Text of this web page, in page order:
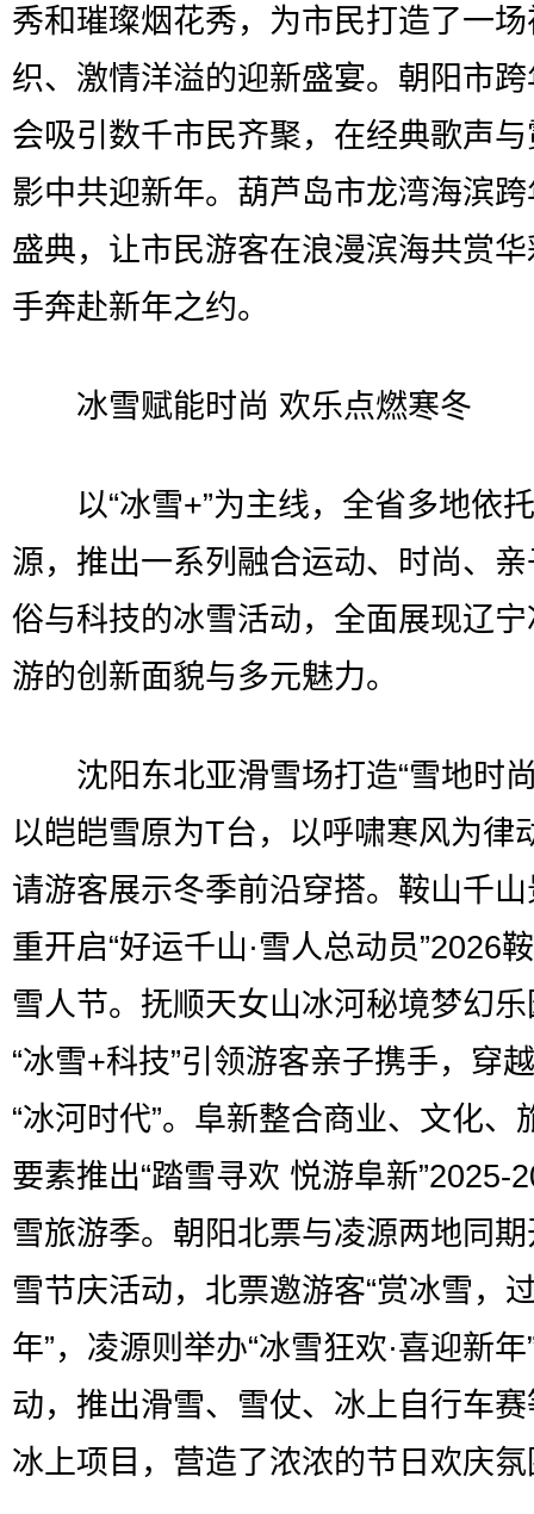
秀和璀璨烟花秀，为市民打造了一
织、激情洋溢的迎新盛宴。朝阳市
会吸引数千市民齐聚，在经典歌声
影中共迎新年。葫芦岛市龙湾海滨
盛典，让市民游客在浪漫滨海共赏
手奔赴新年之约。
冰雪赋能时尚 欢乐点燃寒冬
以“冰雪+”为主线，全省多地依
源，推出一系列融合运动、时尚、
俗与科技的冰雪活动，全面展现辽
游的创新面貌与多元魅力。
沈阳东北亚滑雪场打造“雪地时尚
以皑皑雪原为T台，以呼啸寒风为律
请游客展示冬季前沿穿搭。鞍山千
重开启“好运千山·雪人总动员”2026
雪人节。抚顺天女山冰河秘境梦幻
“冰雪+科技”引领游客亲子携手，穿
“冰河时代”。阜新整合商业、文化、
要素推出“踏雪寻欢 悦游阜新”2025-
雪旅游季。朝阳北票与凌源两地同
雪节庆活动，北票邀游客“赏冰雪，
年”，凌源则举办“冰雪狂欢·喜迎新年
动，推出滑雪、雪仗、冰上自行车
冰上项目，营造了浓浓的节日欢庆